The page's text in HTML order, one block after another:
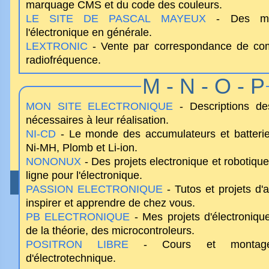
marquage CMS et du code des couleurs.
LE SITE DE PASCAL MAYEUX - Des
l'électronique en générale.
LEXTRONIC - Vente par correspondance de
radiofréquence.
M - N - O - P
MON SITE ELECTRONIQUE - Descriptions
nécessaires à leur réalisation.
NI-CD - Le monde des accumulateurs et
Ni-MH, Plomb et Li-ion.
NONONUX - Des projets electronique et
ligne pour l'électronique.
PASSION ELECTRONIQUE - Tutos et projets
inspirer et apprendre de chez vous.
PB ELECTRONIQUE - Mes projets
de la théorie, des microcontroleurs.
POSITRON LIBRE - Cours et
d'électrotechnique.
ZE SELECTION- Guide des 50 meilleurs sites
AVANT TOUT/L'ANNONCEUR /LES DROITS DE